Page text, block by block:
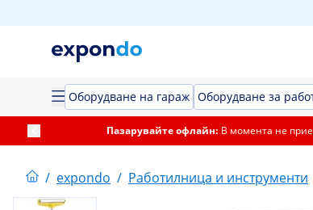
Оборудване на гараж Оборудване за
Пазарувайте офлайн: В момента не
/ expondo / Работилница и инструменти